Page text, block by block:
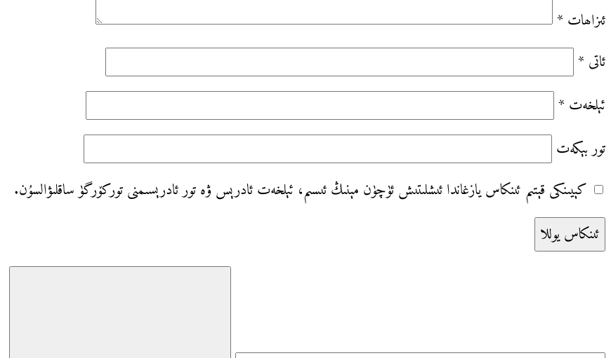
ئىزاھات*
ئاتى*
ئېلخەت*
تور بېكەت
كېيىنكى قېتىم ئىنكاس يازغاندا ئ‍ىشلىتىش ئۈچۈن مېنىڭ ئ‍ىسىم، ئېلخەت ئادرېس ۋە تور ئادرېسىمنى توركۆرگۈ ساقلىۋالسۇن.